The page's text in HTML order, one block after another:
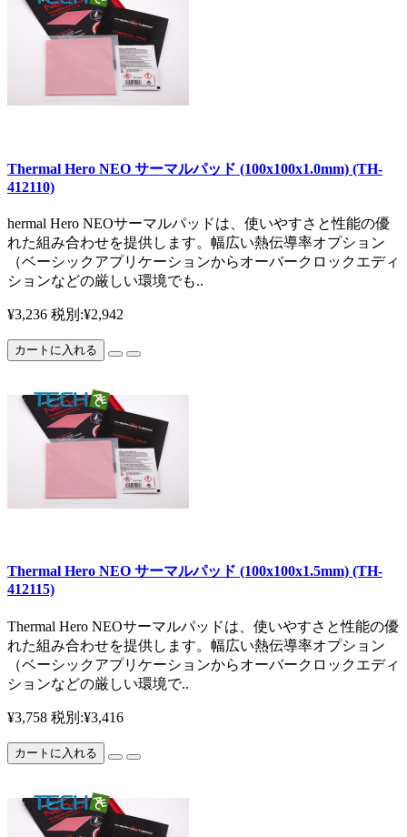
Thermal Hero NEO サーマルパッド (100x100x1.0mm) (TH-
412110)
hermal Hero NEOサーマルパッドは、使いやすさと性能の優
れた組み合わせを提供します。幅広い熱伝導率オプション
（ベーシックアプリケーションからオーバークロックエディ
ションなどの厳しい環境でも..
¥3,236 税別:¥2,942
カートに入れる
Thermal Hero NEO サーマルパッド (100x100x1.5mm) (TH-
412115)
Thermal Hero NEOサーマルパッドは、使いやすさと性能の優
れた組み合わせを提供します。幅広い熱伝導率オプション
（ベーシックアプリケーションからオーバークロックエディ
ションなどの厳しい環境で..
¥3,758 税別:¥3,416
カートに入れる